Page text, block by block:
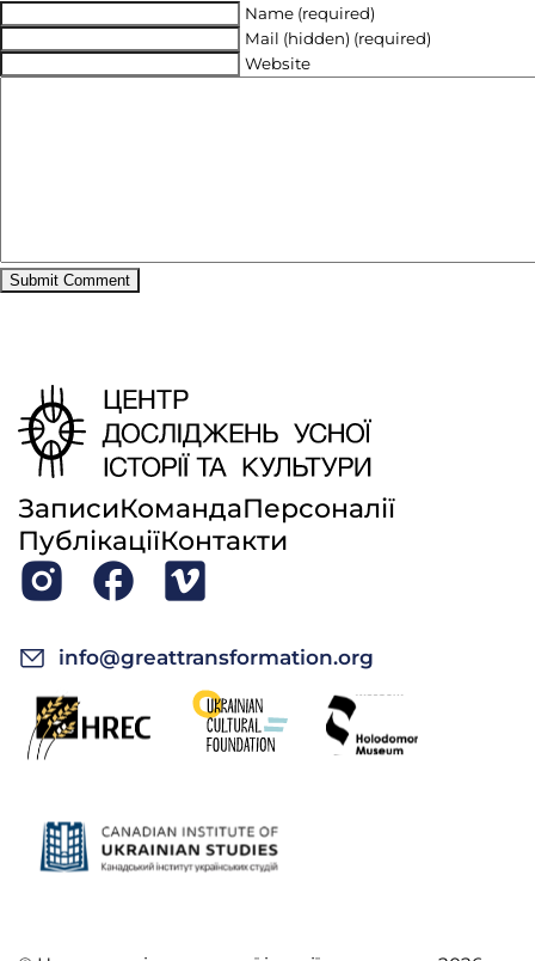
Name (required)
Mail (hidden) (required)
Website
ЗаписиКомандаПерсоналії
ПублікаціїКонтакти
info@greattransformation.org